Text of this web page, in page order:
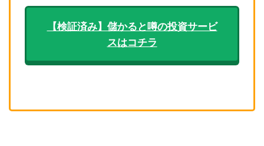
【検証済み】儲かると噂の投資サービ
スはコチラ